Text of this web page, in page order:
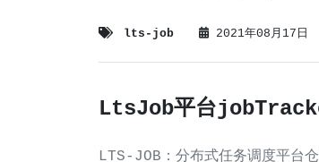
lts-job 2021年08月17日
LtsJob平台
LTS-JOB：分布式任务调度